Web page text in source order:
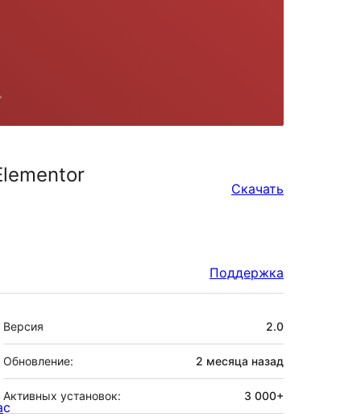
Скачать
Поддержка
Мета
Версия 2.0
Обновление: 2 месяца назад
Активных установок: 3 000+